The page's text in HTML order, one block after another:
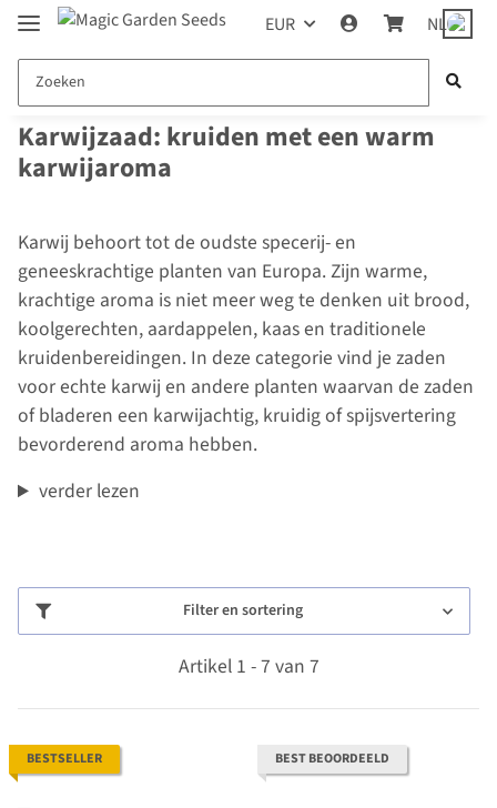
EUR NL
Karwijzaad: kruiden met een warm
karwijaroma
Karwij behoort tot de oudste specerij- en
geneeskrachtige planten van Europa. Zijn warme,
krachtige aroma is niet meer weg te denken uit brood,
koolgerechten, aardappelen, kaas en traditionele
kruidenbereidingen. In deze categorie vind je zaden
voor echte karwij en andere planten waarvan de zaden
of bladeren een karwijachtig, kruidig of spijsvertering
bevorderend aroma hebben.
verder lezen
Filter en sortering
Artikel 1 - 7 van 7
BESTSELLER BEST BEOORDEELD